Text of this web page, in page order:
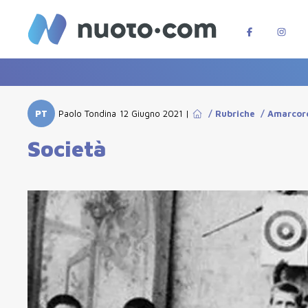
PT Paolo Tondina 12 Giugno 2021 | / Rubriche /
Società